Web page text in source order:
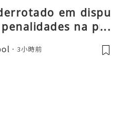
em dispu
na pré
3小時前